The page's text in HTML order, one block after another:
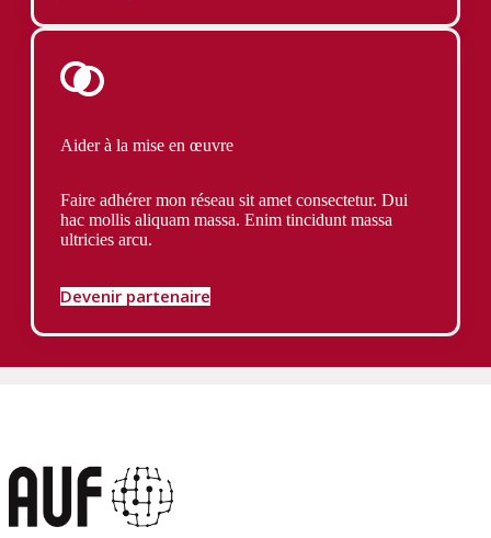
Aider à la mise en œuvre
Faire adhérer mon réseau sit amet consectetur. Dui
hac mollis aliquam massa. Enim tincidunt massa
ultricies arcu.
Devenir partenaire